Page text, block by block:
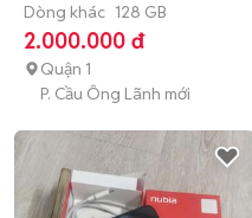
Dòng khác 128 GB
2.000.000 đ
Quận 1
P. Cầu Ông Lãnh mới